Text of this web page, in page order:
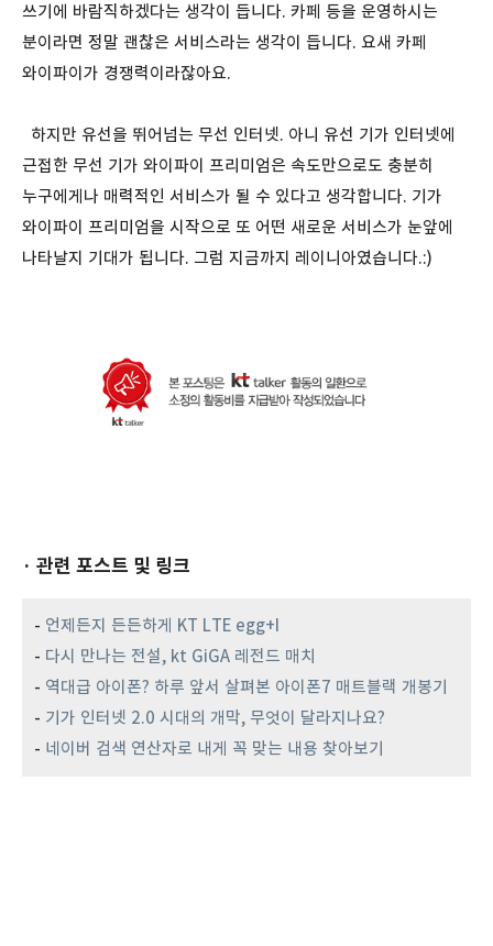
쓰기에 바람직하겠다는 생각이 듭니다. 카페 등을 운영하시는
분이라면 정말 괜찮은 서비스라는 생각이 듭니다. 요새 카페
와이파이가 경쟁력이라잖아요.
하지만 유선을 뛰어넘는 무선 인터넷. 아니 유선 기가 인터넷에
근접한 무선 기가 와이파이 프리미엄은 속도만으로도 충분히
누구에게나 매력적인 서비스가 될 수 있다고 생각합니다. 기가
와이파이 프리미엄을 시작으로 또 어떤 새로운 서비스가 눈앞에
나타날지 기대가 됩니다. 그럼 지금까지 레이니아였습니다.:)
· 관련 포스트 및 링크
- 언제든지 든든하게 KT LTE egg+I
- 다시 만나는 전설, kt GiGA 레전드 매치
- 역대급 아이폰? 하루 앞서 살펴본 아이폰7 매트블랙 개봉기
- 기가 인터넷 2.0 시대의 개막, 무엇이 달라지나요?
- 네이버 검색 연산자로 내게 꼭 맞는 내용 찾아보기